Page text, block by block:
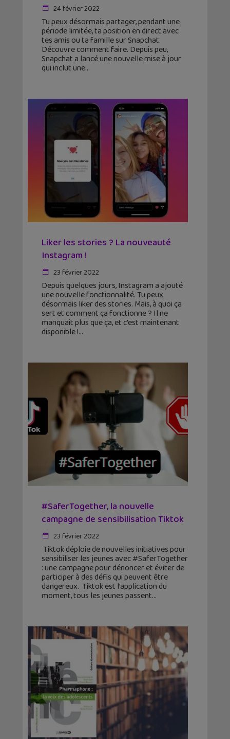
24 février 2022
Tu peux désormais partager, pendant une
période limitée, ta position en direct avec
tes amis ou ta famille sur Snapchat.
Découvre comment faire. Depuis peu,
Snapchat a lancé une nouvelle mise à jour
qui inclut une
Liker les stories ? La nouveauté
Instagram !
23 février 2022
Depuis quelques jours, Instagram a ajouté
une nouvelle fonctionnalité. Tu peux
désormais liker des stories. Mais, à quoi ça
sert et comment ça fonctionne ? Il ne
manquait plus que ça, et c’est maintenant
disponible !
#SaferTogether, la nouvelle
campagne de sensibilisation Tiktok
23 février 2022
Tiktok déploie de nouvelles initiatives pour
sensibiliser les jeunes avec #SaferTogether
: une campagne pour dénoncer et éviter de
participer à des défis qui peuvent être
dangereux. Tiktok est l’application du
moment, tous les jeunes passent